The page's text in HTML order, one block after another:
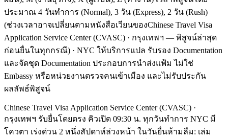
ประมาณ 4 วันทำการ (Normal), 3 วัน (Express), 2 วัน (Rush)
(ช่วงเวลาอาจเปลี่ยนตามหนังสือเวียนของChinese Travel Visa
Application Service Center (CVASC) · กรุงเทพฯ — พิสูจน์ล่าสุด
ก่อนยื่นในทุกกรณี) · NYC ให้บริการแปล รับรอง Documentation
และจัดชุด Documentation ประกอบการนำส่งแฟ้ม ไม่ใช่
Embassy หรือหน่วยงานตรวจคนเข้าเมือง และไม่รับประกัน
ผลลัพธ์พิสูจน์
Chinese Travel Visa Application Service Center (CVASC) ·
กรุงเทพฯ รับยื่นโดยตรง คิวเปิด 09:30 น. ทุกวันทำการ NYC มี
โควตา เร่งด่วน 2 หนึ่งสัปดาห์ล่วงหน้า ในวันยื่นห้ามลืม: เล่ม